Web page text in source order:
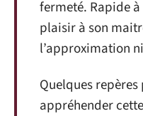
fermeté. Rapide
plaisir à son
l’approximation
Quelques
appréhender